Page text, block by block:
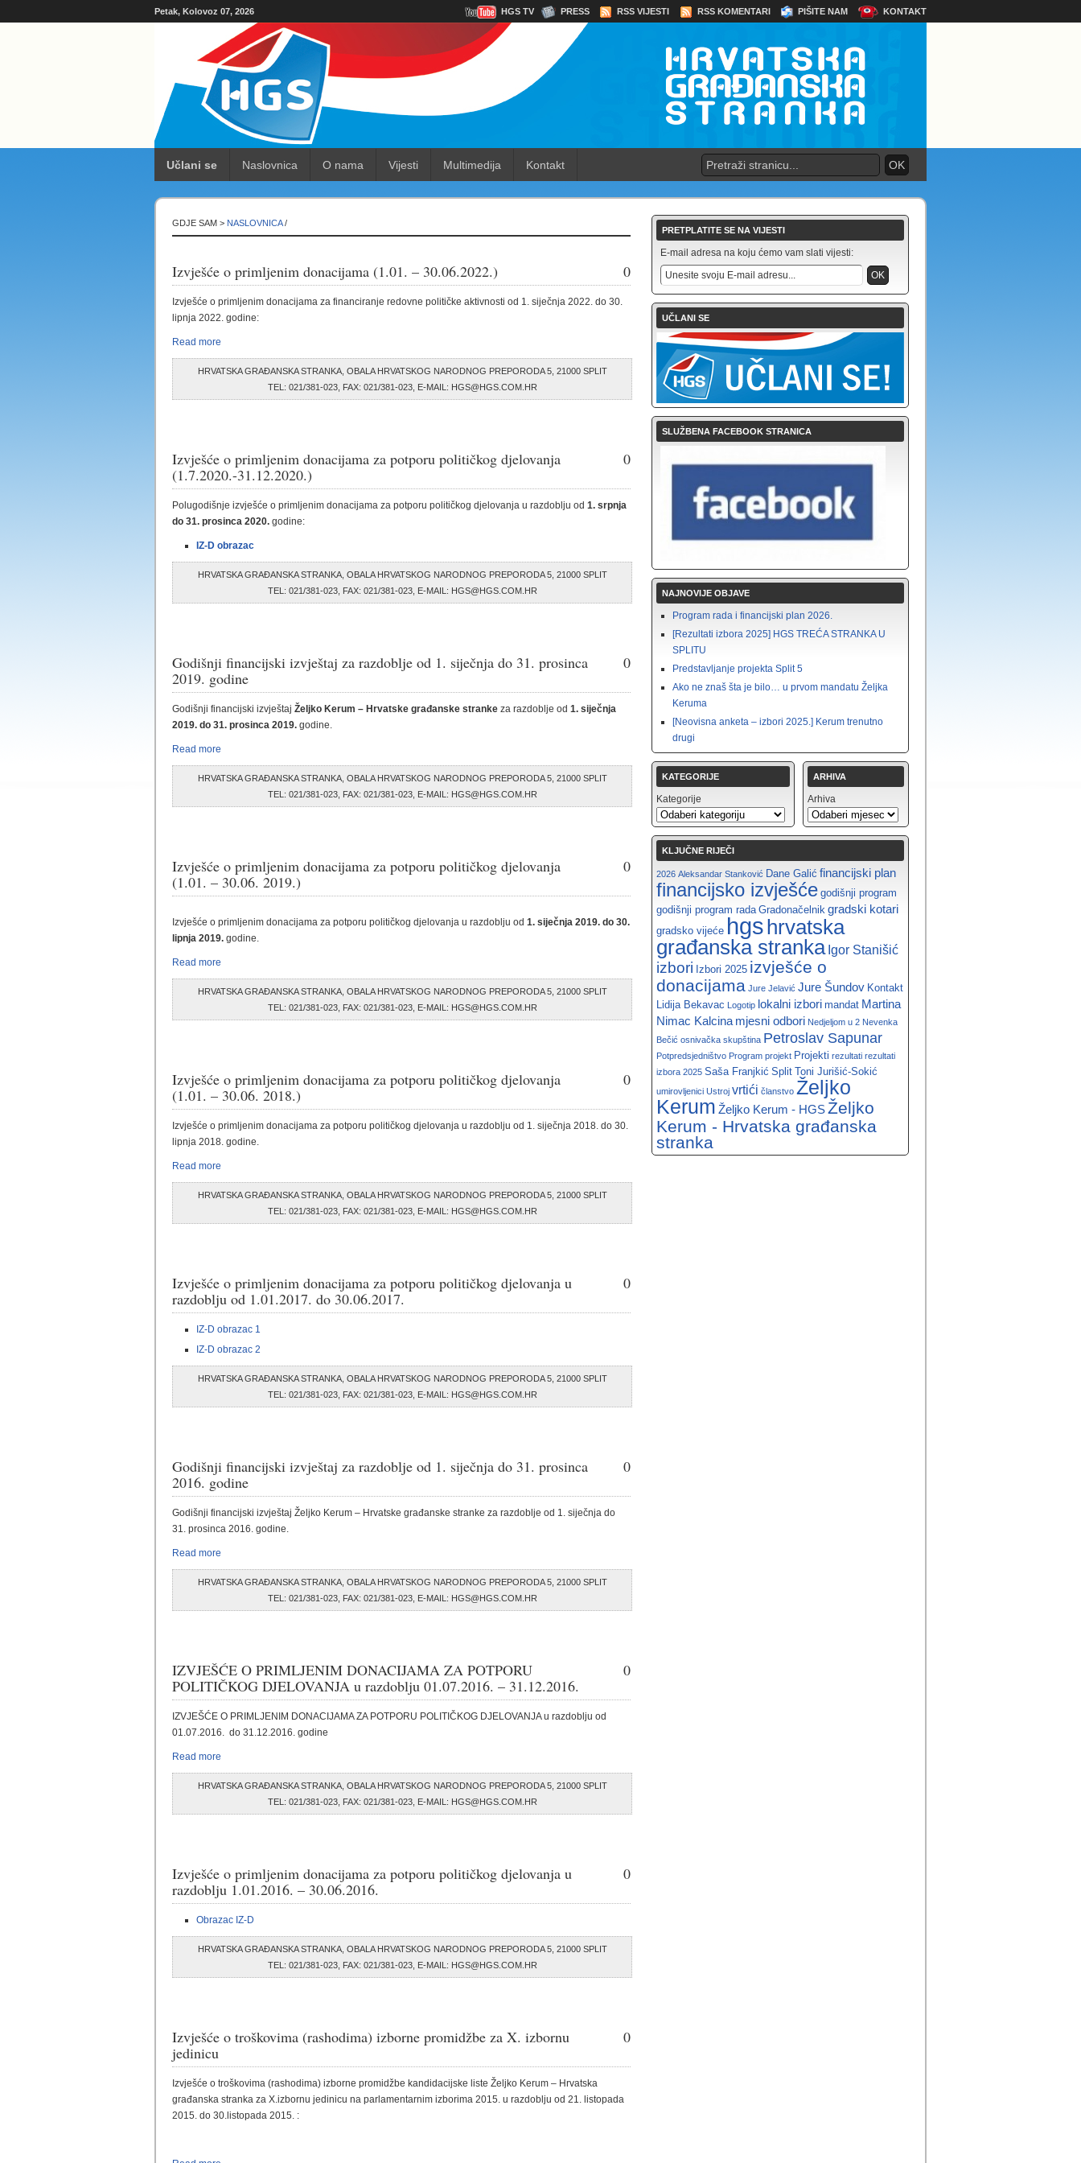
Petak, Kolovoz 07, 2026 HGS TV PRESS RSS VIJESTI RSS KOMENTARI PIŠITE NAM KONTAKT
Učlani se Naslovnica O nama Vijesti Multimedija Kontakt
GDJE SAM > NASLOVNICA/
Izvješće o primljenim donacijama (1.01. – 30.06.2022.) 0
Izvješće o primljenim donacijama za financiranje redovne političke aktivnosti od 1. siječnja 2022. do 30.
lipnja 2022. godine:
Read more
HRVATSKA GRAĐANSKA STRANKA, OBALA HRVATSKOG NARODNOG PREPORODA 5, 21000 SPLIT
TEL: 021/381-023, FAX: 021/381-023, E-MAIL: HGS@HGS.COM.HR
Izvješće o primljenim donacijama za potporu političkog djelovanja
(1.7.2020.-31.12.2020.)
0
Polugodišnje izvješće o primljenim donacijama za potporu političkog djelovanja u razdoblju od 1. srpnja
do 31. prosinca 2020. godine:
IZ-D obrazac
HRVATSKA GRAĐANSKA STRANKA, OBALA HRVATSKOG NARODNOG PREPORODA 5, 21000 SPLIT
TEL: 021/381-023, FAX: 021/381-023, E-MAIL: HGS@HGS.COM.HR
Godišnji financijski izvještaj za razdoblje od 1. siječnja do 31. prosinca
2019. godine
0
Godišnji financijski izvještaj Željko Kerum – Hrvatske građanske stranke za razdoblje od 1. siječnja
2019. do 31. prosinca 2019. godine.
Read more
HRVATSKA GRAĐANSKA STRANKA, OBALA HRVATSKOG NARODNOG PREPORODA 5, 21000 SPLIT
TEL: 021/381-023, FAX: 021/381-023, E-MAIL: HGS@HGS.COM.HR
Izvješće o primljenim donacijama za potporu političkog djelovanja
(1.01. – 30.06. 2019.)
0
Izvješće o primljenim donacijama za potporu političkog djelovanja u razdoblju od 1. siječnja 2019. do 30.
lipnja 2019. godine.
Read more
HRVATSKA GRAĐANSKA STRANKA, OBALA HRVATSKOG NARODNOG PREPORODA 5, 21000 SPLIT
TEL: 021/381-023, FAX: 021/381-023, E-MAIL: HGS@HGS.COM.HR
Izvješće o primljenim donacijama za potporu političkog djelovanja
(1.01. – 30.06. 2018.)
0
Izvješće o primljenim donacijama za potporu političkog djelovanja u razdoblju od 1. siječnja 2018. do 30.
lipnja 2018. godine.
Read more
HRVATSKA GRAĐANSKA STRANKA, OBALA HRVATSKOG NARODNOG PREPORODA 5, 21000 SPLIT
TEL: 021/381-023, FAX: 021/381-023, E-MAIL: HGS@HGS.COM.HR
Izvješće o primljenim donacijama za potporu političkog djelovanja u
razdoblju od 1.01.2017. do 30.06.2017.
0
IZ-D obrazac 1
IZ-D obrazac 2
HRVATSKA GRAĐANSKA STRANKA, OBALA HRVATSKOG NARODNOG PREPORODA 5, 21000 SPLIT
TEL: 021/381-023, FAX: 021/381-023, E-MAIL: HGS@HGS.COM.HR
Godišnji financijski izvještaj za razdoblje od 1. siječnja do 31. prosinca
2016. godine
0
Godišnji financijski izvještaj Željko Kerum – Hrvatske građanske stranke za razdoblje od 1. siječnja do
31. prosinca 2016. godine.
Read more
HRVATSKA GRAĐANSKA STRANKA, OBALA HRVATSKOG NARODNOG PREPORODA 5, 21000 SPLIT
TEL: 021/381-023, FAX: 021/381-023, E-MAIL: HGS@HGS.COM.HR
IZVJEŠĆE O PRIMLJENIM DONACIJAMA ZA POTPORU
POLITIČKOG DJELOVANJA u razdoblju 01.07.2016. – 31.12.2016.
0
IZVJEŠĆE O PRIMLJENIM DONACIJAMA ZA POTPORU POLITIČKOG DJELOVANJA u razdoblju od
01.07.2016. do 31.12.2016. godine
Read more
HRVATSKA GRAĐANSKA STRANKA, OBALA HRVATSKOG NARODNOG PREPORODA 5, 21000 SPLIT
TEL: 021/381-023, FAX: 021/381-023, E-MAIL: HGS@HGS.COM.HR
Izvješće o primljenim donacijama za potporu političkog djelovanja u
razdoblju 1.01.2016. – 30.06.2016.
0
Obrazac IZ-D
HRVATSKA GRAĐANSKA STRANKA, OBALA HRVATSKOG NARODNOG PREPORODA 5, 21000 SPLIT
TEL: 021/381-023, FAX: 021/381-023, E-MAIL: HGS@HGS.COM.HR
Izvješće o troškovima (rashodima) izborne promidžbe za X. izbornu
jedinicu
0
Izvješće o troškovima (rashodima) izborne promidžbe kandidacijske liste Željko Kerum – Hrvatska
građanska stranka za X.izbornu jedinicu na parlamentarnim izborima 2015. u razdoblju od 21. listopada
2015. do 30.listopada 2015. :
PRETPLATITE SE NA VIJESTI
E-mail adresa na koju ćemo vam slati vijesti:
UČLANI SE
SLUŽBENA FACEBOOK STRANICA
NAJNOVIJE OBJAVE
Program rada i financijski plan 2026.
[Rezultati izbora 2025] HGS TREĆA STRANKA U
SPLITU
Predstavljanje projekta Split 5
Ako ne znaš šta je bilo… u prvom mandatu Željka
Keruma
[Neovisna anketa – izbori 2025.] Kerum trenutno
drugi
KATEGORIJE
Kategorije
ARHIVA
Arhiva
KLJUČNE RIJEČI
2026 Aleksandar Stanković Dane Galić financijski plan
financijsko izvješće godišnji program
godišnji program rada Gradonačelnik gradski kotari
gradsko vijeće hgshrvatska
građanska stranka Igor Stanišić
izbori Izbori 2025 izvješće o
donacijama Jure Jelavić Jure Šundov Kontakt
Lidija Bekavac Logotip lokalni izbori mandat Martina
Nimac Kalcina mjesni odbori Nedjeljom u 2 Nevenka
Bečić osnivačka skupština Petroslav Sapunar
Potpredsjedništvo Program projekt Projekti rezultati rezultati
izbora 2025 Saša Franjkić Split Toni Jurišić-Sokić
umirovljenici Ustroj vrtići članstvo Željko
Kerum Željko Kerum - HGSŽeljko
Kerum - Hrvatska građanska
stranka